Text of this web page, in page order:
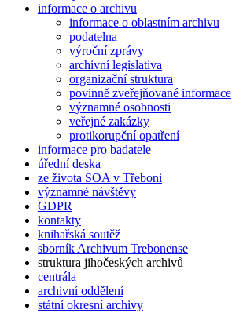
informace o archivu
informace o oblastním archivu
podatelna
výroční zprávy
archivní legislativa
organizační struktura
povinně zveřejňované informace
významné osobnosti
veřejné zakázky
protikorupční opatření
informace pro badatele
úřední deska
ze života SOA v Třeboni
významné návštěvy
GDPR
kontakty
knihařská soutěž
sborník Archivum Trebonense
struktura jihočeských archivů
centrála
archivní oddělení
státní okresní archivy